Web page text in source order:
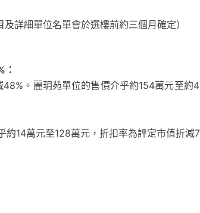
詳細單位名單會於選樓前約三個月確定）
。麗玥苑單位的售價介乎約154萬元至約
14萬元至128萬元，折扣率為評定市值折減